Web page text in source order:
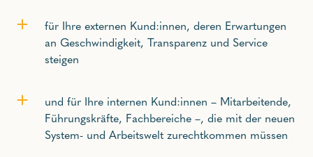
für Ihre externen Kund:innen, deren Erwartungen
an Geschwindigkeit, Transparenz und Service
steigen
und für Ihre internen Kund:innen – Mitarbeitende,
Führungskräfte, Fachbereiche –, die mit der neuen
System- und Arbeitswelt zurechtkommen müssen